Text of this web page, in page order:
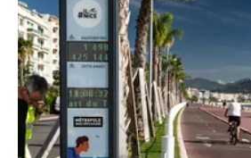
personnes PYRO-Box